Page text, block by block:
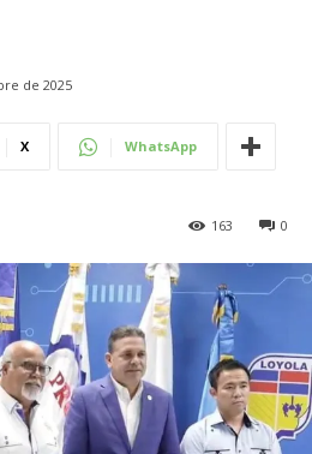
de 2025
X WhatsApp
0
163